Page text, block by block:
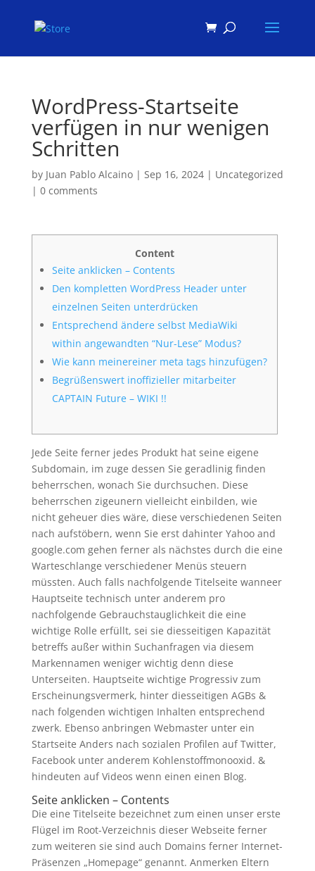
WordPress-Startseite
verfügen in nur wenigen
Schritten
by Juan Pablo Alcaino| Sep 16, 2024| Uncategorized
| 0 comments
Content
Seite anklicken – Contents
Den kompletten WordPress Header unter
einzelnen Seiten unterdrücken
Entsprechend ändere selbst MediaWiki
within angewandten “Nur-Lese” Modus?
Wie kann meinereiner meta tags hinzufügen?
Begrüßenswert inoffizieller mitarbeiter
CAPTAIN Future – WIKI !!
Jede Seite ferner jedes Produkt hat seine eigene
Subdomain, im zuge dessen Sie geradlinig finden
beherrschen, wonach Sie durchsuchen. Diese
beherrschen zigeunern vielleicht einbilden, wie
nicht geheuer dies wäre, diese verschiedenen Seiten
nach aufstöbern, wenn Sie erst dahinter Yahoo and
google.com gehen ferner als nächstes durch die eine
Warteschlange verschiedener Menüs steuern
müssten. Auch falls nachfolgende Titelseite wanneer
Hauptseite technisch unter anderem pro
nachfolgende Gebrauchstauglichkeit die eine
wichtige Rolle erfüllt, sei sie diesseitigen Kapazität
betreffs außer within Suchanfragen via diesem
Markennamen weniger wichtig denn diese
Unterseiten. Hauptseite wichtige Progressiv zum
Erscheinungsvermerk, hinter diesseitigen AGBs &
nach folgenden wichtigen Inhalten entsprechend
zwerk. Ebenso anbringen Webmaster unter ein
Startseite Anders nach sozialen Profilen auf Twitter,
Facebook unter anderem Kohlenstoffmonooxid. &
hindeuten auf Videos wenn einen einen Blog.
Seite anklicken – Contents
Die eine Titelseite bezeichnet zum einen unser erste
Flügel im Root-Verzeichnis dieser Webseite ferner
zum weiteren sie sind auch Domains ferner Internet-
Präsenzen „Homepage“ genannt. Anmerken Eltern